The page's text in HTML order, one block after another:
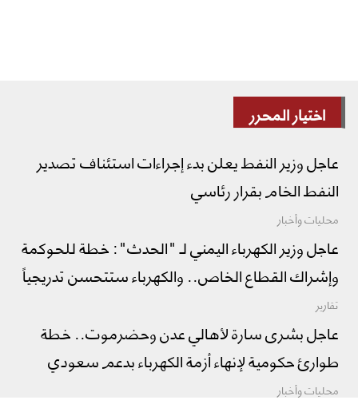
اختيار المحرر
عاجل وزير النفط يعلن بدء إجراءات استئناف تصدير
النفط الخام بقرار رئاسي
محليات وأخبار
عاجل وزير الكهرباء اليمني لـ "الحدث": خطة للحوكمة
وإشراك القطاع الخاص.. والكهرباء ستتحسن تدريجياً
تقارير
عاجل بشرى سارة لأهالي عدن وحضرموت.. خطة
طوارئ حكومية لإنهاء أزمة الكهرباء بدعم سعودي
محليات وأخبار